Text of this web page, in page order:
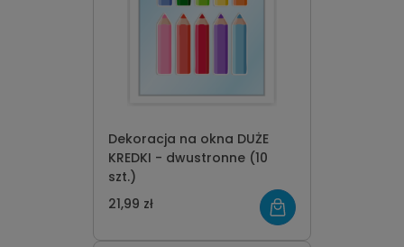
Dekoracja na okna DUŻE
KREDKI - dwustronne (10
szt.)
21,99 zł